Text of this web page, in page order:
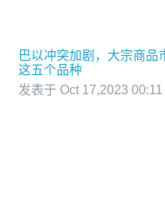
巴以冲突加剧，大宗商品
这五个品种
发表于 Oct 17,2023 00:11